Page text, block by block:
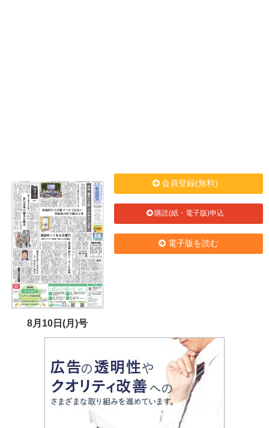
8月10日(月)号
会員登録(無料)
購読(紙・電子版)申込
電子版を読む